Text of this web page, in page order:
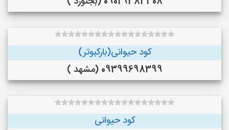
کود حیوانی(بارکبوتر)
09399698399 (مشهد )
کود حیوانی